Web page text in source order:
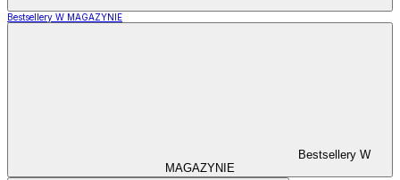
Bestsellery W MAGAZYNIE
Bestsellery W
MAGAZYNIE